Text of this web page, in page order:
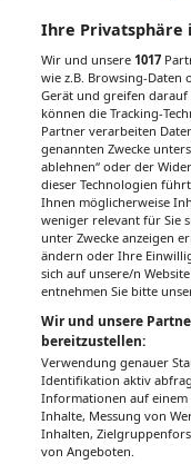
Unsere
Ihre Privatsphäre
Wir und unsere1017
wie z.B. Browsing-Daten
Gerät und greifen darauf
können die Tracking-
Partner verarbeiten
genannten Zwecke
ablehnen“ oder der
dieser Technologien
Ihnen möglicherweise
weniger relevant für Sie
unter Zwecke anzeigen
ändern oder Ihre
sich auf unsere/n
entnehmen Sie bitte
Wir und unsere
bereitzustellen:
Verwendung genauer
Identifikation aktiv
Informationen auf einem
Inhalte, Messung von
Inhalten,
von Angeboten.